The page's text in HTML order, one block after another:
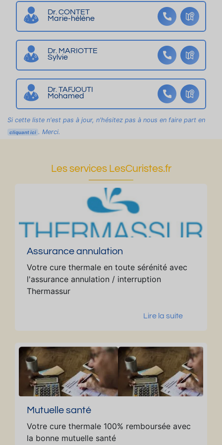
P
ar
ki
n
g
-
B
ell
es
pr
es
se
et
J
di
n
Dr. CONTET
Marie-hélène
Dr. MARIOTTE
Sylvie
Dr. TAFJOUTI
Mohamed
Si cette liste n'est pas à jour, n'hésitez pas à nous en faire part en
cliquant ici . Merci.
Les services LesCuristes.fr
Assurance annulation
Votre cure thermale en toute sérénité avec
l'assurance annulation / interruption
Thermassur
Lire la suite
Mutuelle santé
Votre cure thermale 100% remboursée avec
la bonne mutuelle santé